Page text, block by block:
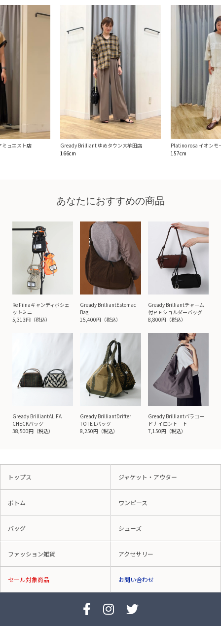
ュエスト店
Gready Brilliant ゆめタウン大牟田店
166cm
Platino rosa イオンモ
157cm
あなたにおすすめの商品
Re Fiinaキャンディボシェ
ットミニ
5,313円（税込）
Gready BrilliantEstomac
Bag
15,400円（税込）
Gready Brilliantチャーム
付ＰＥショルダーバッグ
8,800円（税込）
Gready BrilliantALIFA
CHECKバッグ
38,500円（税込）
Gready BrilliantDrifter
TOTE Lバッグ
8,250円（税込）
Gready Brilliantパラコー
ドナイロントート
7,150円（税込）
トップス ジャケット・アウター
ボトム ワンピース
バッグ シューズ
ファッション雑貨 アクセサリー
セール対象商品 お問い合わせ